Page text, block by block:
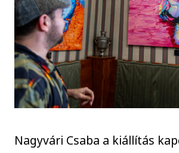
Nagyvári Csaba a kiállítás